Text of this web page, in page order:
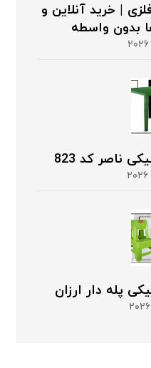
| خرید آنلاین و
بدون واسطه
ناصر کد 823
پله دار ارزان